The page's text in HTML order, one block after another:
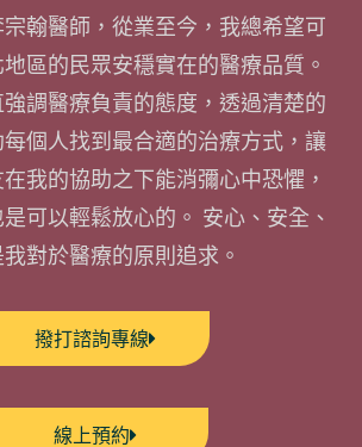
翰醫師，從業至今，我總希望可
區的民眾安穩實在的醫療品質。
調醫療負責的態度，透過清楚的
個人找到最合適的治療方式，讓
我的協助之下能消彌心中恐懼，
可以輕鬆放心的。 安心、安全、
對於醫療的原則追求。
撥打諮詢專線
線上預約